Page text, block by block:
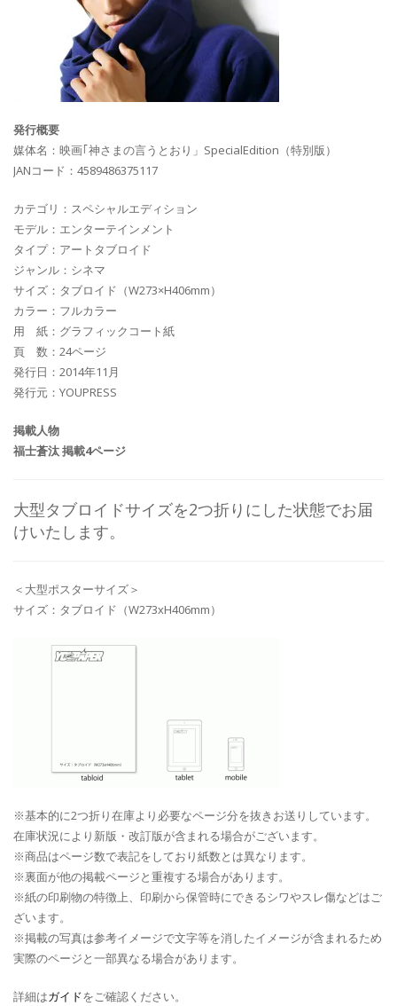
発行概要
媒体名：映画｢神さまの言うとおり」SpecialEdition（特別版）
JANコード：4589486375117
カテゴリ：スペシャルエディション
モデル：エンターテインメント
タイプ：アートタブロイド
ジャンル：シネマ
サイズ：タブロイド（W273×H406mm）
カラー：フルカラー
用 紙：グラフィックコート紙
頁 数：24ページ
発行日：2014年11月
発行元：YOUPRESS
掲載人物
福士蒼汰 掲載4ページ
大型タブロイドサイズを2つ折りにした状態でお届
けいたします。
＜大型ポスターサイズ＞
サイズ：タブロイド（W273xH406mm）
※基本的に2つ折り在庫より必要なページ分を抜きお送りしています。
在庫状況により新版・改訂版が含まれる場合がございます。
※商品はページ数で表記をしており紙数とは異なります。
※裏面が他の掲載ページと重複する場合があります。
※紙の印刷物の特徴上、印刷から保管時にできるシワやスレ傷などはご
ざいます。
※掲載の写真は参考イメージで文字等を消したイメージが含まれるため
実際のページと一部異なる場合があります。
詳細はガイドをご確認ください。